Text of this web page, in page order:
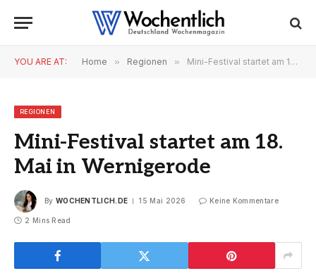
YOU ARE AT: Home » Regionen » Mini-Festival startet am 18. Mai in Wernigerode
REGIONEN
Mini-Festival startet am 18.
Mai in Wernigerode
By WOCHENTLICH.DE 15 Mai 2026 Keine Kommentare
2 Mins Read